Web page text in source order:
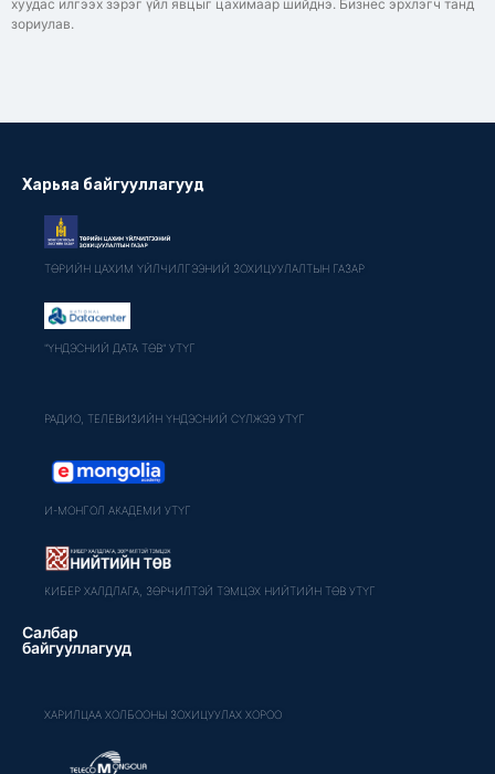
хуудас илгээх зэрэг үйл явцыг цахимаар шийднэ. Бизнес эрхлэгч танд
зориулав.
Харьяа байгууллагууд
ТӨРИЙН ЦАХИМ ҮЙЛЧИЛГЭЭНИЙ ЗОХИЦУУЛАЛТЫН ГАЗАР
"ҮНДЭСНИЙ ДАТА ТӨВ" УТҮГ
РАДИО, ТЕЛЕВИЗИЙН ҮНДЭСНИЙ СҮЛЖЭЭ УТҮГ
И-МОНГОЛ АКАДЕМИ УТҮГ
КИБЕР ХАЛДЛАГА, ЗӨРЧИЛТЭЙ ТЭМЦЭХ НИЙТИЙН ТӨВ УТҮГ
Салбар
байгууллагууд
ХАРИЛЦАА ХОЛБООНЫ ЗОХИЦУУЛАХ ХОРОО